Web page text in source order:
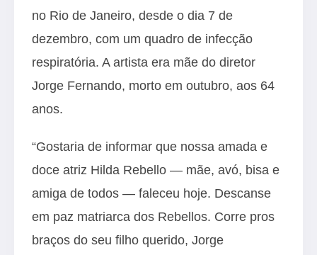
no Rio de Janeiro, desde o dia 7 de
dezembro, com um quadro de infecção
respiratória. A artista era mãe do diretor
Jorge Fernando, morto em outubro, aos 64
anos.
“Gostaria de informar que nossa amada e
doce atriz Hilda Rebello — mãe, avó, bisa e
amiga de todos — faleceu hoje. Descanse
em paz matriarca dos Rebellos. Corre pros
braços do seu filho querido, Jorge